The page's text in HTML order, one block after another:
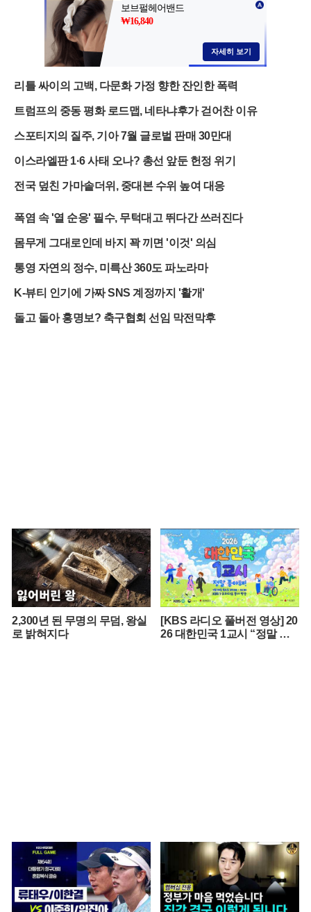
리틀 싸이의 고백, 다문화 가정 향한 잔인한 폭력
트럼프의 중동 평화 로드맵, 네타냐후가 걷어찬 이유
스포티지의 질주, 기아 7월 글로벌 판매 30만대
이스라엘판 1·6 사태 오나? 총선 앞둔 헌정 위기
전국 덮친 가마솥더위, 중대본 수위 높여 대응
폭염 속 '열 순응' 필수, 무턱대고 뛰다간 쓰러진다
몸무게 그대로인데 바지 꽉 끼면 '이것' 의심
통영 자연의 정수, 미륵산 360도 파노라마
K-뷰티 인기에 가짜 SNS 계정까지 '활개'
돌고 돌아 홍명보? 축구협회 선임 막전막후
2,300년 된 무명의 무덤, 왕실
로 밝혀지다
[KBS 라디오 풀버전 영상] 20
26 대한민국 1교시 “정말 좋